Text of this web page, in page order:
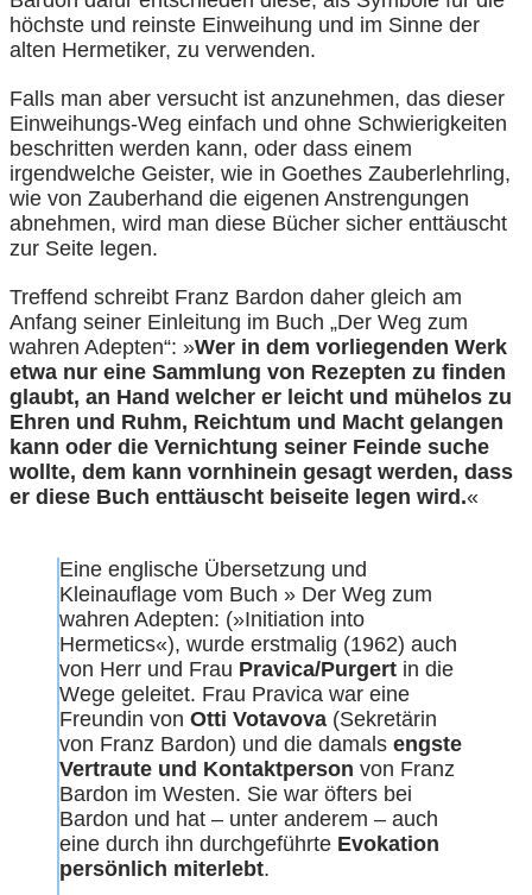
höchste und reinste Einweihung und im Sinne der
alten Hermetiker, zu verwenden.
Falls man aber versucht ist anzunehmen, das dieser
Einweihungs-Weg einfach und ohne Schwierigkeiten
beschritten werden kann, oder dass einem
irgendwelche Geister, wie in Goethes Zauberlehrling,
wie von Zauberhand die eigenen Anstrengungen
abnehmen, wird man diese Bücher sicher enttäuscht
zur Seite legen.
Treffend schreibt Franz Bardon daher gleich am
Anfang seiner Einleitung im Buch „Der Weg zum
wahren Adepten“: »Wer in dem vorliegenden Werk
etwa nur eine Sammlung von Rezepten zu finden
glaubt, an Hand welcher er leicht und mühelos zu
Ehren und Ruhm, Reichtum und Macht gelangen
kann oder die Vernichtung seiner Feinde suche
wollte, dem kann vornhinein gesagt werden, dass
er diese Buch enttäuscht beiseite legen wird.«
Eine englische Übersetzung und
Kleinauflage vom Buch » Der Weg zum
wahren Adepten: (»Initiation into
Hermetics«), wurde erstmalig (1962) auch
von Herr und Frau Pravica/Purgert in die
Wege geleitet. Frau Pravica war eine
Freundin von Otti Votavova (Sekretärin
von Franz Bardon) und die damals engste
Vertraute und Kontaktperson von Franz
Bardon im Westen. Sie war öfters bei
Bardon und hat – unter anderem – auch
eine durch ihn durchgeführte Evokation
persönlich miterlebt.